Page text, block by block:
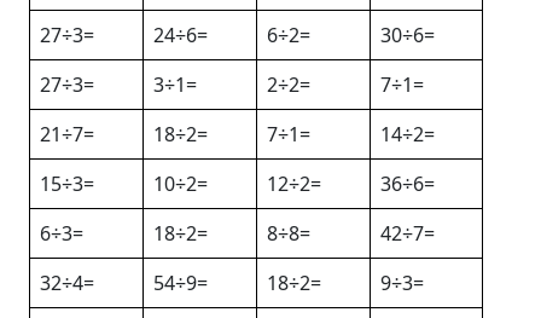
27÷3=
24÷6= 6÷2=
30÷6=
27÷3=
3÷1= 2÷2=
7÷1=
21÷7=
18÷2= 7÷1=
14÷2=
15÷3=
10÷2= 12÷2=
36÷6=
6÷3=
18÷2= 8÷8=
42÷7=
32÷4=
54÷9= 18÷2=
9÷3=